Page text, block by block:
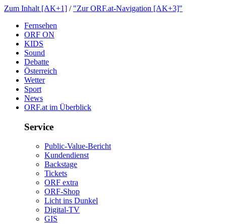
ZumInhalt[AK+1] / "ZurORF.at-Navigation[AK+3]"
Fernsehen
ORFON
KIDS
Sound
Debatte
Österreich
Wetter
Sport
News
ORF.atimÜberblick
Service
Public-Value-Bericht
Kundendienst
Backstage
Tickets
ORFextra
ORF-Shop
LichtinsDunkel
Digital-TV
GIS